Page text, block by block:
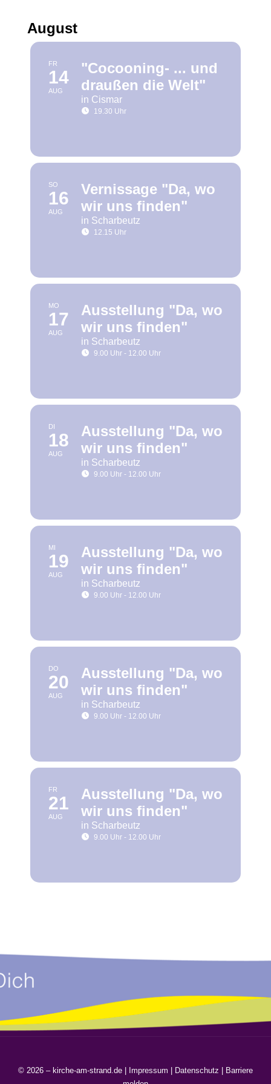
Lebensweg Süsel
August
FR
14
AUG
"Cocooning- ... und
draußen die Welt"
in Cismar
19.30 Uhr
SO
16
AUG
Vernissage "Da, wo
wir uns finden"
in Scharbeutz
12.15 Uhr
MO
17
AUG
Ausstellung "Da, wo
wir uns finden"
in Scharbeutz
9.00 Uhr - 12.00 Uhr
DI
18
AUG
Ausstellung "Da, wo
wir uns finden"
in Scharbeutz
9.00 Uhr - 12.00 Uhr
MI
19
AUG
Ausstellung "Da, wo
wir uns finden"
in Scharbeutz
9.00 Uhr - 12.00 Uhr
DO
20
AUG
Ausstellung "Da, wo
wir uns finden"
in Scharbeutz
9.00 Uhr - 12.00 Uhr
FR
21
AUG
Ausstellung "Da, wo
wir uns finden"
in Scharbeutz
9.00 Uhr - 12.00 Uhr
© 2026 – kirche-am-strand.de | Impressum Datenschutz
Barriere